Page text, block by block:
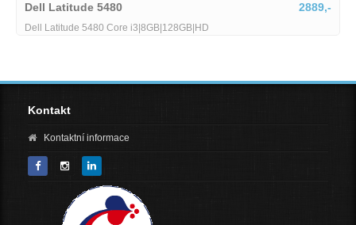
i3|8GB|128GB|HD
HP Zbook Fury
Kontakt
Kontaktní informace